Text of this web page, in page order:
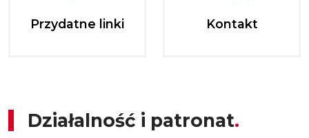
Przydatne linki Kontakt
Działalność i patronat